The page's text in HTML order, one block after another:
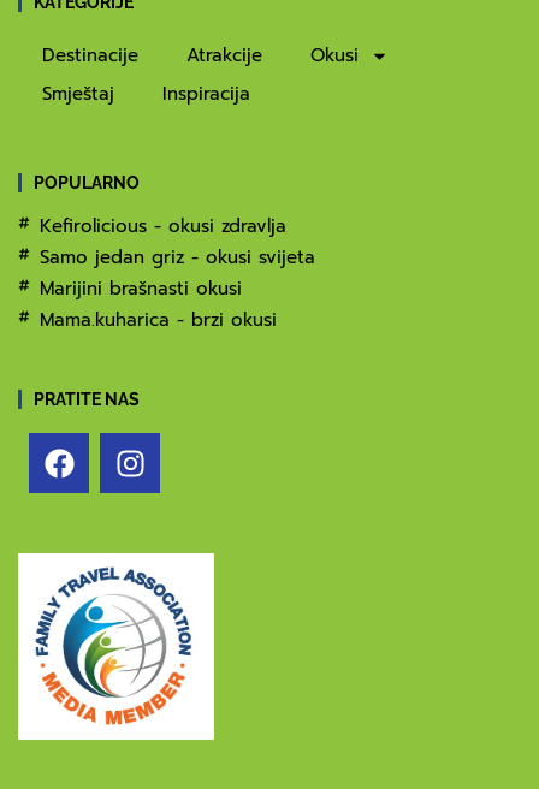
Destinacije Atrakcije
Okusi
Smještaj
Inspiracija
POPULARNO
Kefirolicious - okusi zdravlja
Samo jedan griz - okusi svijeta
Marijini brašnasti okusi
Mama.kuharica - brzi okusi
PRATITE NAS